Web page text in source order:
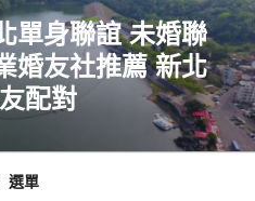
單身聯誼 未婚聯
婚友社推薦 新北
配對
選單